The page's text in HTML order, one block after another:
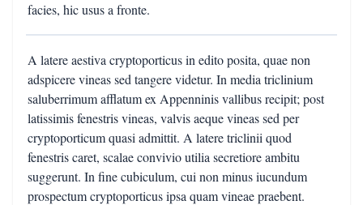
facies, hic usus a fronte.
A latere aestiva cryptoporticus in edito posita, quae non
adspicere vineas sed tangere videtur. In media triclinium
saluberrimum afflatum ex Appenninis vallibus recipit; post
latissimis fenestris vineas, valvis aeque vineas sed per
cryptoporticum quasi admittit. A latere triclinii quod
fenestris caret, scalae convivio utilia secretiore ambitu
suggerunt. In fine cubiculum, cui non minus iucundum
prospectum cryptoporticus ipsa quam vineae praebent.